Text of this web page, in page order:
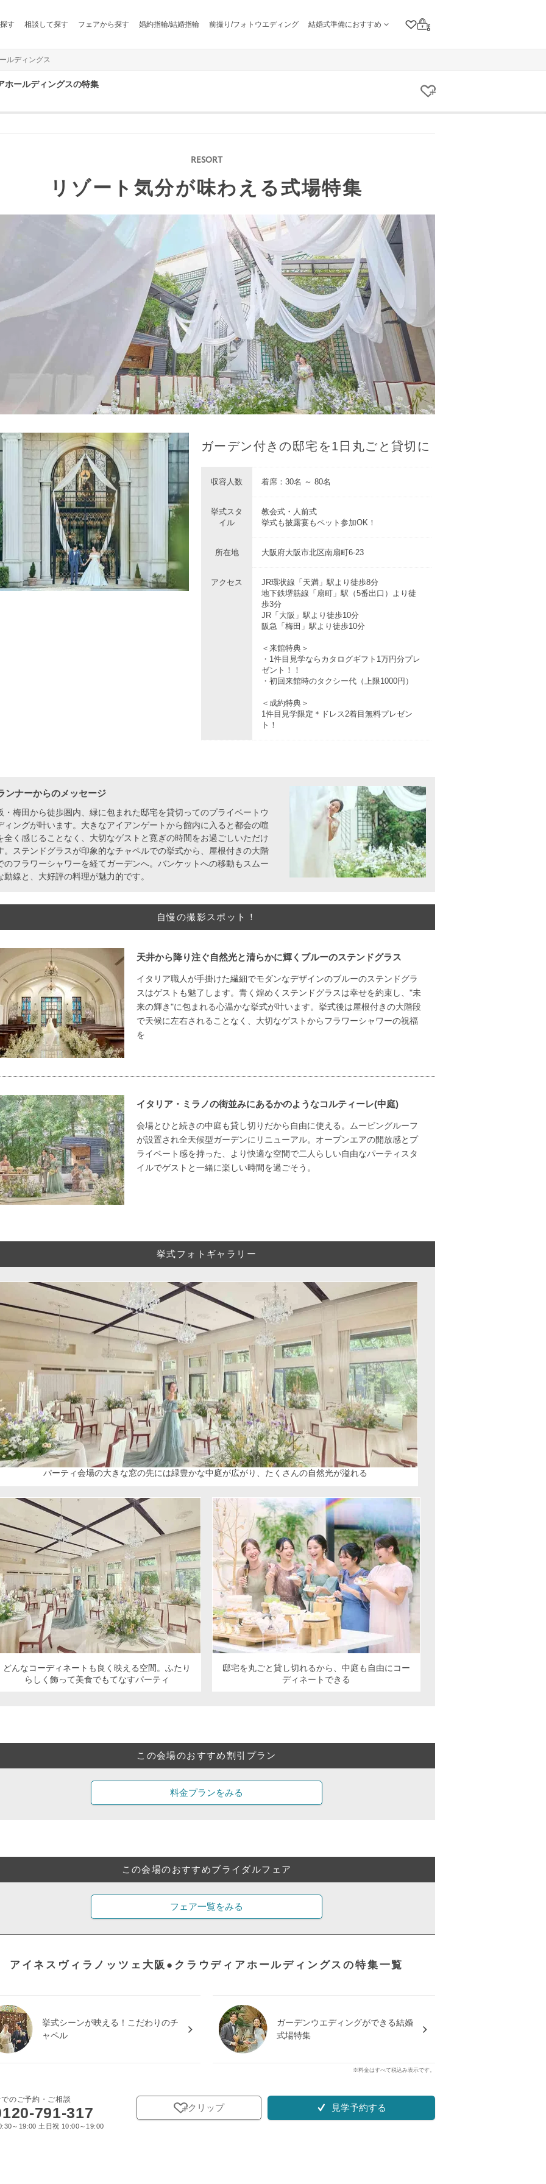
す 相談して探す フェアから探す 婚約指輪/結婚指輪 前撮り/フォトウエディング 結婚式準備におすすめ
クリップリスト
ログイン
ルディングス
ホールディングスの特集
クリップする
リゾート気分が味わえる式場特集
ガーデン付きの邸宅を1日丸ごと貸切に
収容人数 着席：30名 ～ 80名
挙式スタ
イル
教会式・人前式
挙式も披露宴もペット参加OK！
所在地 大阪府大阪市北区南扇町6-23
アクセス
JR環状線「天満」駅より徒歩8分
地下鉄堺筋線「扇町」駅（5番出口）より徒
歩3分
JR「大阪」駅より徒歩10分
阪急「梅田」駅より徒歩10分
＜来館特典＞
・1件目見学ならカタログギフト1万円分プレ
ゼント！！
・初回来館時のタクシー代（上限1000円）
＜成約特典＞
1件目見学限定＊ドレス2着目無料プレゼン
ト！
ンナーからのメッセージ
・梅田から徒歩圏内、緑に包まれた邸宅を貸切ってのプライベートウ
ィングが叶います。大きなアイアンゲートから館内に入ると都会の喧
全く感じることなく、大切なゲストと寛ぎの時間をお過ごしいただけ
。ステンドグラスが印象的なチャペルでの挙式から、屋根付きの大階
のフラワーシャワーを経てガーデンへ。バンケットへの移動もスムー
動線と、大好評の料理が魅力的です。
自慢の撮影スポット！
天井から降り注ぐ自然光と清らかに輝くブルーのステンドグラス
イタリア職人が手掛けた繊細でモダンなデザインのブルーのステンドグラ
スはゲストも魅了します。青く煌めくステンドグラスは幸せを約束し、"未
来の輝き"に包まれる心温かな挙式が叶います。挙式後は屋根付きの大階段
で天候に左右されることなく、大切なゲストからフラワーシャワーの祝福
を
イタリア・ミラノの街並みにあるかのようなコルティーレ(中庭)
会場とひと続きの中庭も貸し切りだから自由に使える。ムービングルーフ
が設置され全天候型ガーデンにリニューアル。オープンエアの開放感とプ
ライベート感を持った、より快適な空間で二人らしい自由なパーティスタ
イルでゲストと一緒に楽しい時間を過ごそう。
挙式フォトギャラリー
パーティ会場の大きな窓の先には緑豊かな中庭が広がり、たくさんの自然光が溢れる
どんなコーディネートも良く映える空間。ふたり
らしく飾って美食でもてなすパーティ
邸宅を丸ごと貸し切れるから、中庭も自由にコー
ディネートできる
この会場のおすすめ割引プラン
料金プランをみる
この会場のおすすめブライダルフェア
フェア一覧をみる
アイネスヴィラノッツェ大阪●クラウディアホールディングスの特集一覧
挙式シーンが映える！こだわりのチ
ャペル
ガーデンウエディングができる結婚
式場特集
※料金はすべて税込み表示です。
のご予約・ご相談
791-317
～19:00 土日祝 10:00～19:00
クリップ 見学予約する